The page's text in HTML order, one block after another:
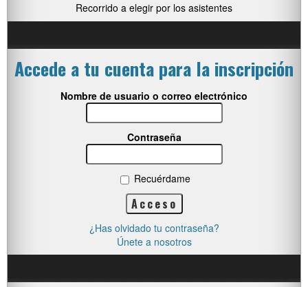
Recorrido a elegir por los asistentes
Accede a tu cuenta para la inscripción
Nombre de usuario o correo electrónico
Contraseña
Recuérdame
¿Has olvidado tu contraseña?
Únete a nosotros